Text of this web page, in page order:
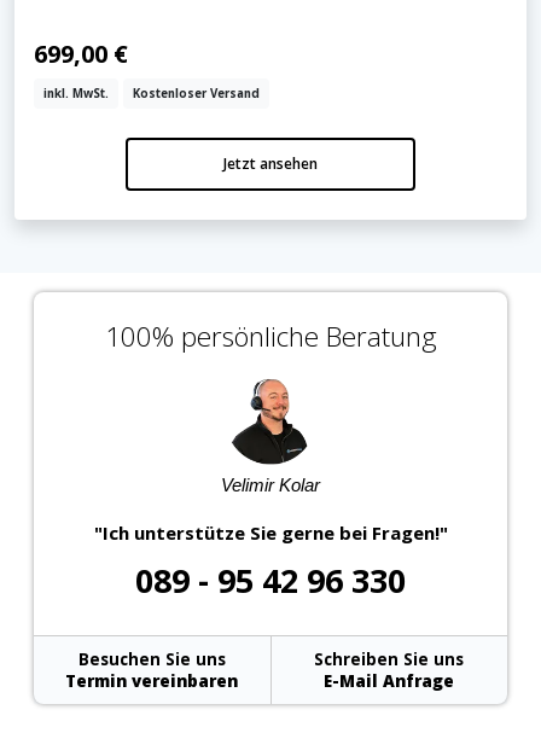
699,00 €
inkl. MwSt. Kostenloser Versand
Jetzt ansehen
100% persönliche Beratung
Velimir Kolar
"Ich unterstütze Sie gerne bei Fragen!"
089 - 95 42 96 330
Besuchen Sie uns
Termin vereinbaren
Schreiben Sie uns
E-Mail Anfrage